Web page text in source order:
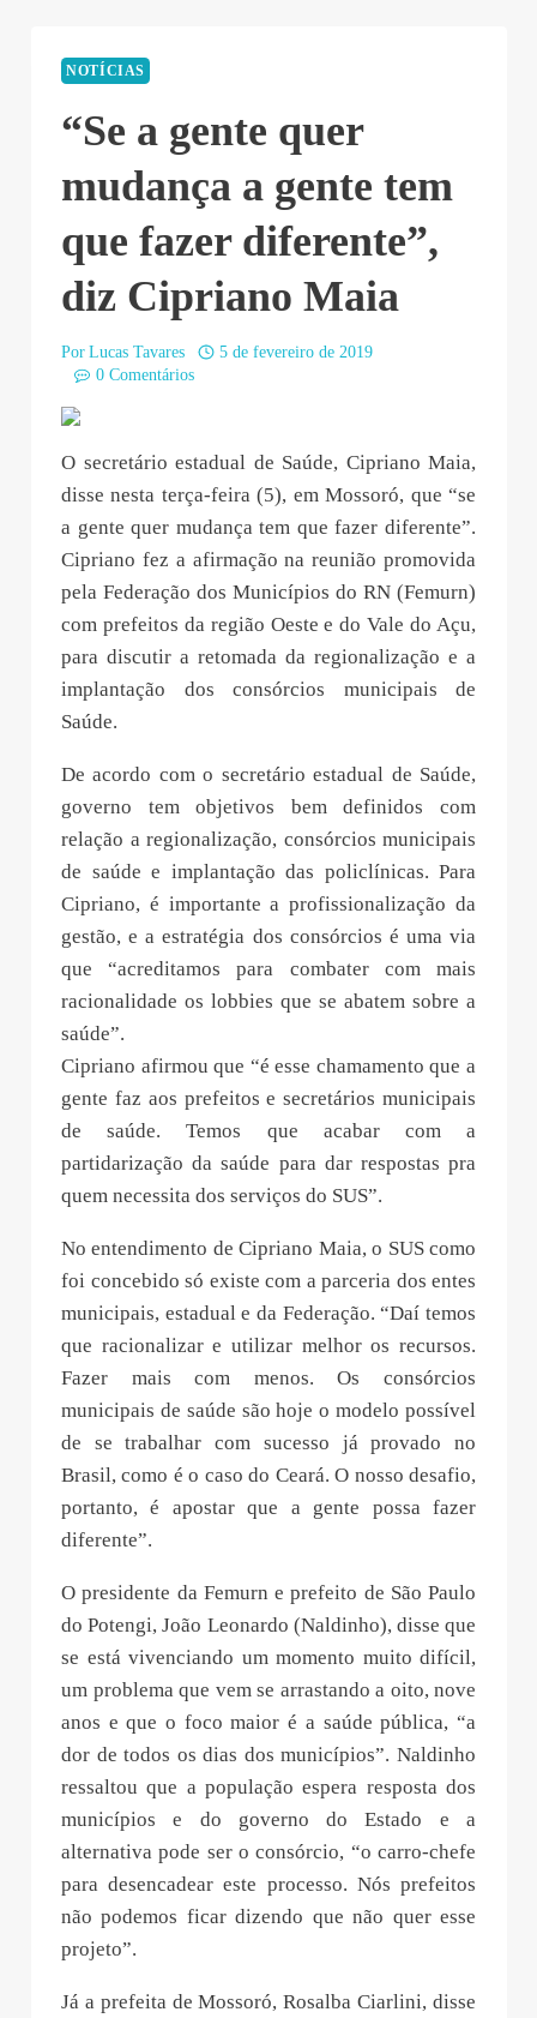
NOTÍCIAS
“Se a gente quer
mudança a gente tem
que fazer diferente”,
diz Cipriano Maia
Por Lucas Tavares
5 de fevereiro de 2019
0 Comentários
O secretário estadual de Saúde, Cipriano Maia,
disse nesta terça-feira (5), em Mossoró, que “se
a gente quer mudança tem que fazer diferente”.
Cipriano fez a afirmação na reunião promovida
pela Federação dos Municípios do RN (Femurn)
com prefeitos da região Oeste e do Vale do Açu,
para discutir a retomada da regionalização e a
implantação dos consórcios municipais de
Saúde.
De acordo com o secretário estadual de Saúde,
governo tem objetivos bem definidos com
relação a regionalização, consórcios municipais
de saúde e implantação das policlínicas. Para
Cipriano, é importante a profissionalização da
gestão, e a estratégia dos consórcios é uma via
que “acreditamos para combater com mais
racionalidade os lobbies que se abatem sobre a
saúde”.
Cipriano afirmou que “é esse chamamento que a
gente faz aos prefeitos e secretários municipais
de saúde. Temos que acabar com a
partidarização da saúde para dar respostas pra
quem necessita dos serviços do SUS”.
No entendimento de Cipriano Maia, o SUS como
foi concebido só existe com a parceria dos entes
municipais, estadual e da Federação. “Daí temos
que racionalizar e utilizar melhor os recursos.
Fazer mais com menos. Os consórcios
municipais de saúde são hoje o modelo possível
de se trabalhar com sucesso já provado no
Brasil, como é o caso do Ceará. O nosso desafio,
portanto, é apostar que a gente possa fazer
diferente”.
O presidente da Femurn e prefeito de São Paulo
do Potengi, João Leonardo (Naldinho), disse que
se está vivenciando um momento muito difícil,
um problema que vem se arrastando a oito, nove
anos e que o foco maior é a saúde pública, “a
dor de todos os dias dos municípios”. Naldinho
ressaltou que a população espera resposta dos
municípios e do governo do Estado e a
alternativa pode ser o consórcio, “o carro-chefe
para desencadear este processo. Nós prefeitos
não podemos ficar dizendo que não quer esse
projeto”.
Já a prefeita de Mossoró, Rosalba Ciarlini, disse